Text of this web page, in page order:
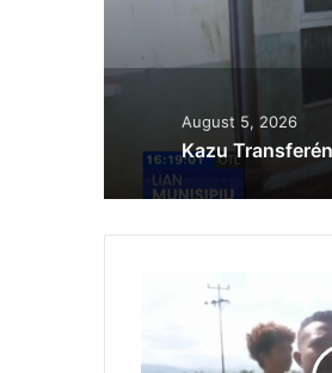
August 5, 2026